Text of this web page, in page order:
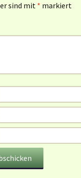
sind mit * markiert